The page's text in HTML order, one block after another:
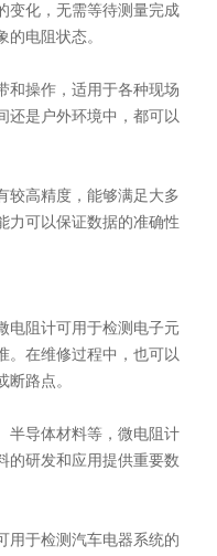
变化，无需等待测量完成
电阻状态。
操作，适用于各种现场
还是户外环境中，都可以
高精度，能够满足大多
力可以保证数据的准确性
阻计可用于检测电子元
。在维修过程中，也可以
路点。
导体材料等，微电阻计
的研发和应用提供重要数
于检测汽车电器系统的